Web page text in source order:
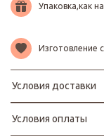
Упаковка,как
Изготовление
Условия доставки
Условия оплаты